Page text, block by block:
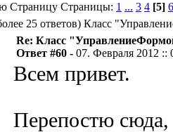
Страницы: 1 ... 3 4 [5] 6
Класс
Re: Класс
Ответ #60 - 07. Февраля 2012 ::
Всем привет.
Перепостю сюда,